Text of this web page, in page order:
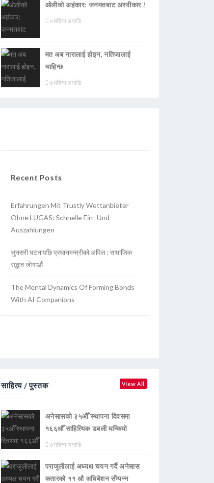
ओलीको अहंकार: जनमतबाट अस्वीकार !
५ महिना अगाडि
मत अब नारालाई होइन, नतिजालाई
चाहिन्छ
७ महिना अगाडि
Recent Posts
Erfahrungen Mit Trustly Wettanbieter
Ohne LUGAS: Schnelle Ein- Und
Auszahlungen
सुनसरी घटनापछि प्रधानमन्त्रीको अपिल : सामाजिक
सद्भाव जोगाऔं
The Mental Dynamics Of Forming Bonds
With AI Companions
साहित्य / पुस्तक View All
अनेसासको ३५औँ स्थापना दिवसमा
१६६औँ साहित्यिक डबली घन्कियाे
७ महिना अगाडि
पराजुलीलाई अध्यक्ष चयन गर्दै अनेसास
कतारको ११ औ अधिबेशन सँम्पन्न